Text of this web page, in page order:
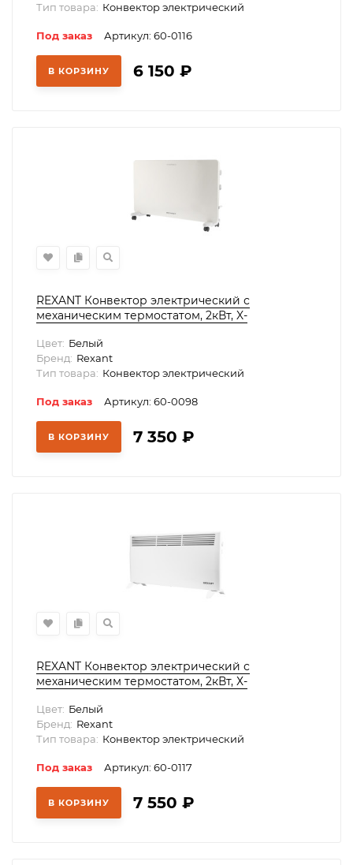
Тип товара: Конвектор электрический
Под заказ Артикул: 60-0116
В КОРЗИНУ 6 150 ₽
REXANT Конвектор электрический с
механическим термостатом, 2кВт, X-
Цвет: Белый
Бренд: Rexant
Тип товара: Конвектор электрический
Под заказ Артикул: 60-0098
В КОРЗИНУ 7 350 ₽
REXANT Конвектор электрический с
механическим термостатом, 2кВт, Х-
Цвет: Белый
Бренд: Rexant
Тип товара: Конвектор электрический
Под заказ Артикул: 60-0117
В КОРЗИНУ 7 550 ₽